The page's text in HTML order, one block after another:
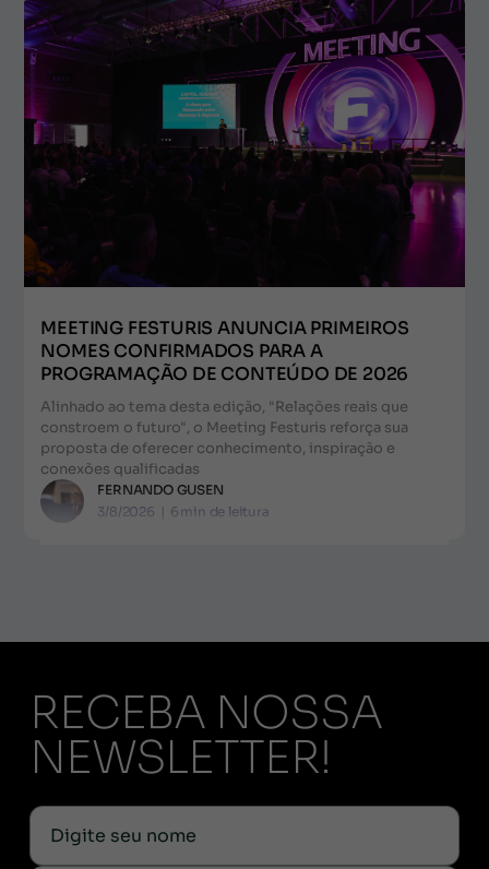
MEETING FESTURIS ANUNCIA PRIMEIROS
NOMES CONFIRMADOS PARA A
PROGRAMAÇÃO DE CONTEÚDO DE 2026
Alinhado ao tema desta edição, "Relações reais que
constroem o futuro", o Meeting Festuris reforça sua
proposta de oferecer conhecimento, inspiração e
conexões qualificadas
FERNANDO GUSEN
3/8/2026 | 6 min de leitura
RECEBA NOSSA
NEWSLETTER!